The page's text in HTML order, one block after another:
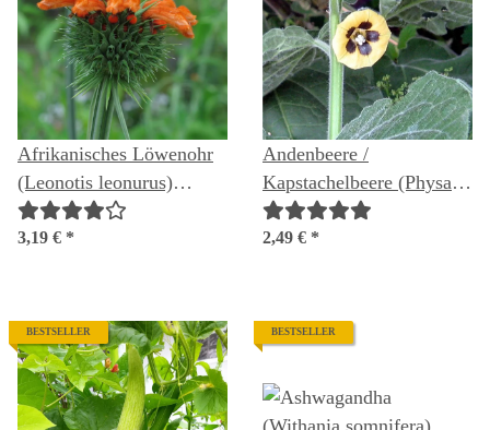
Afrikanisches Löwenohr
(Leonotis leonurus)
Samen
3,19 € *
Andenbeere /
Kapstachelbeere (Physalis
peruviana) Samen
2,49 € *
BESTSELLER BESTSELLER